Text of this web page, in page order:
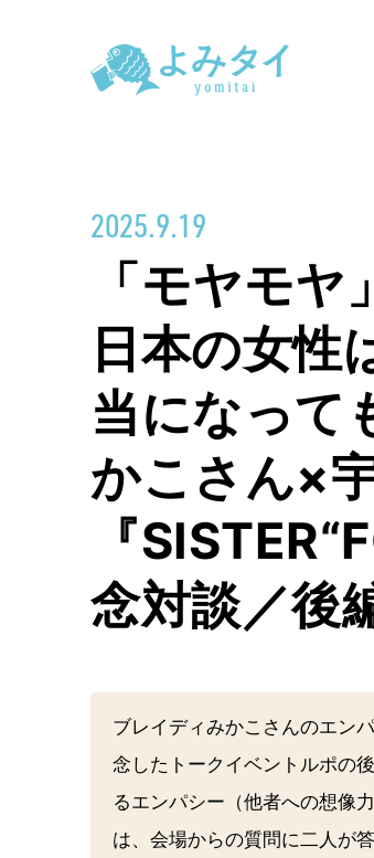
2025.9.19
「モヤモヤ
日本の女性
当になって
かこさん×
『
念対談／後
ブレイディみかこさんのエン
念したトークイベントルポの後
るエンパシー（他者への想像
は、会場からの質問に二人が答